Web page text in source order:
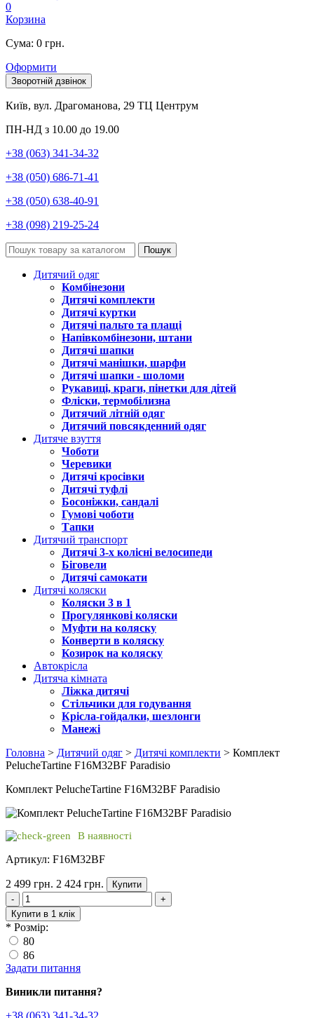
0
Корзина
Сума: 0 грн.
Оформити
Зворотній дзвінок
Київ, вул. Драгоманова, 29 ТЦ Центрум
ПН-НД з 10.00 до 19.00
+38 (063) 341-34-32
+38 (050) 686-71-41
+38 (050) 638-40-91
+38 (098) 219-25-24
Пошук
Дитячий одяг
Комбінезони
Дитячі комплекти
Дитячі куртки
Дитячі пальто та плащі
Напівкомбінезони, штани
Дитячі шапки
Дитячі манішки, шарфи
Дитячі шапки - шоломи
Рукавиці, краги, пінетки для дітей
Фліски, термобілизна
Дитячий літній одяг
Дитячий повсякденний одяг
Дитяче взуття
Чоботи
Черевики
Дитячі кросівки
Дитячі туфлі
Босоніжки, сандалі
Гумові чоботи
Тапки
Дитячий транспорт
Дитячі 3-х колісні велосипеди
Біговели
Дитячі самокати
Дитячі коляски
Коляски 3 в 1
Прогулянкові коляски
Муфти на коляску
Конверти в коляску
Козирок на коляску
Автокрісла
Дитяча кімната
Ліжка дитячі
Стільчики для годування
Крісла-гойдалки, шезлонги
Манежі
Головна > Дитячий одяг > Дитячі комплекти > Комплект
PelucheTartine F16M32BF Paradisio
Комплект PelucheTartine F16M32BF Paradisio
В наявності
Артикул: F16M32BF
2 499 грн. 2 424 грн.
Купити
-
+
Купити в 1 клік
* Розмір:
80
86
Задати питання
Виникли питання?
+38 (063) 341-34-32